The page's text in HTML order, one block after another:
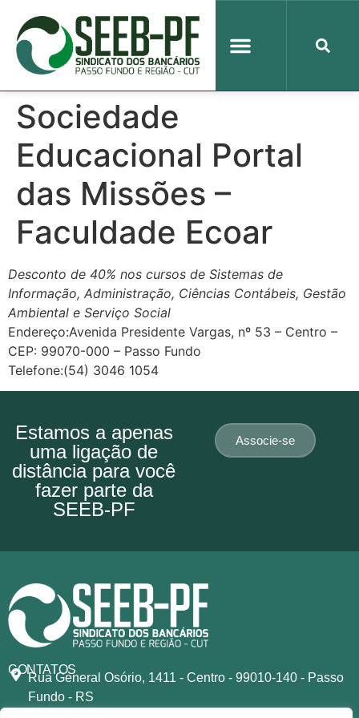
Sociedade
Educacional Portal
das Missões –
Faculdade Ecoar
Desconto de 40% nos cursos de Sistemas de
Informação, Administração, Ciências Contábeis, Gestão
Ambiental e Serviço Social
Endereço:Avenida Presidente Vargas, nº 53 – Centro –
CEP: 99070-000 – Passo Fundo
Telefone:(54) 3046 1054
Estamos a apenas
uma ligação de
distância para você
fazer parte da
SEEB-PF
Associe-se
CONTATOS
Rua General Osório, 1411 - Centro - 99010-140 - Passo
Fundo - RS